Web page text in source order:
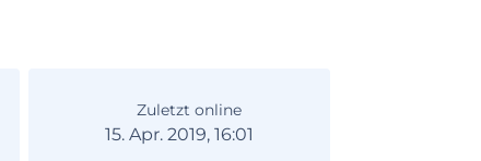
Zuletzt online
15. Apr. 2019, 16:01